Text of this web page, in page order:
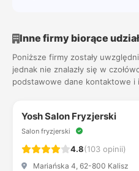
Inne firmy biorące
Poniższe firmy zostały
jednak nie znalazły się w
podstawowe dane kontaktowe i
Yosh Salon Fryzjerski
Salon fryzjerski
4.8(103 opinii)
Mariańska 4, 62-800 Kalisz